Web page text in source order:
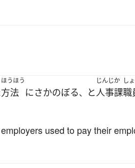
ほうほう
方法 にさかのぼる、 と
じんじか
人事課
し
職
used to pay their